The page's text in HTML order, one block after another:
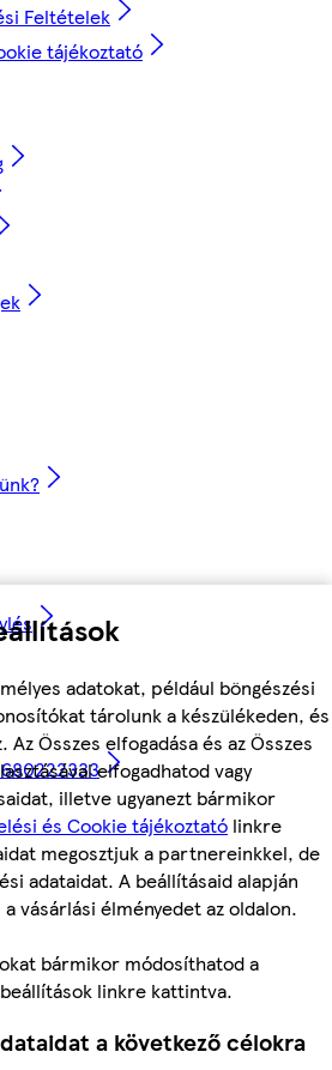
adatokat, például böngészési
tárolunk a készülékeden, és
Összes elfogadása és az Összes
elfogadhatod vagy
illetve ugyanezt bármikor
és Cookie tájékoztató linkre
megosztjuk a partnereinkkel, de
adataidat. A beállításaid alapján
vásárlási élményedet az oldalon.
bármikor módosíthatod a
linkre kattintva.
a következő célokra
Feltételek
tájékoztató